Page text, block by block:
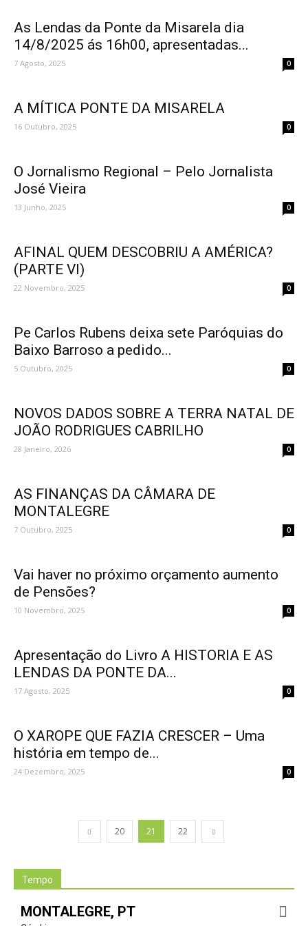
As Lendas da Ponte da Misarela dia
14/8/2025 ás 16h00, apresentadas...
7 Agosto, 2025 0
A MÍTICA PONTE DA MISARELA
16 Outubro, 2025 0
O Jornalismo Regional – Pelo Jornalista
José Vieira
13 Junho, 2025 0
AFINAL QUEM DESCOBRIU A AMÉRICA?
(PARTE VI)
22 Novembro, 2025 0
Pe Carlos Rubens deixa sete Paróquias do
Baixo Barroso a pedido...
5 Outubro, 2025 0
NOVOS DADOS SOBRE A TERRA NATAL DE
JOÃO RODRIGUES CABRILHO
28 Janeiro, 2026 0
AS FINANÇAS DA CÂMARA DE
MONTALEGRE
7 Outubro, 2025 0
Vai haver no próximo orçamento aumento
de Pensões?
10 Novembro, 2025 0
Apresentação do Livro A HISTORIA E AS
LENDAS DA PONTE DA...
17 Agosto, 2025 0
O XAROPE QUE FAZIA CRESCER – Uma
história em tempo de...
24 Dezembro, 2025 0
20 21 22
Tempo
MONTALEGRE, PT